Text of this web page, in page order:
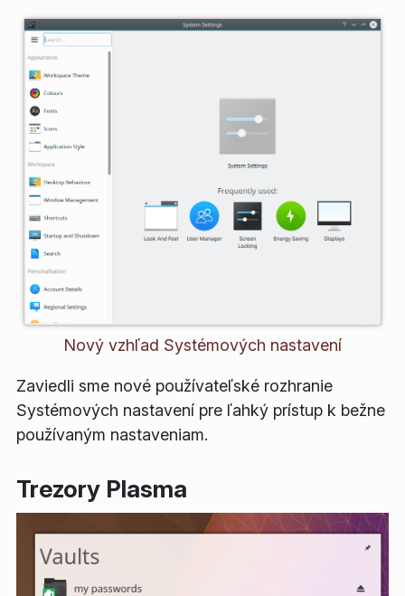
Nový vzhľad Systémových nastavení
Zaviedli sme nové používateľské rozhranie
Systémových nastavení pre ľahký prístup k bežne
používaným nastaveniam.
Trezory Plasma